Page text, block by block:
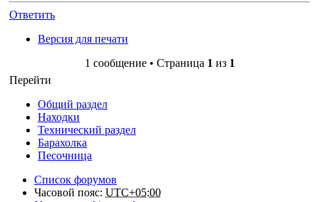
Ответить
Версия для печати
1 сообщение • Страница 1 из 1
Перейти
Общий раздел
Находки
Технический раздел
Барахолка
Песочница
Список форумов
Часовой пояс: UTC+05:00